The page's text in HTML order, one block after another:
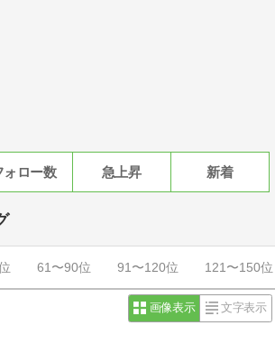
ォロー数 急上昇 新着
61〜90位 91〜120位 121〜150位
画像表示 文字表示